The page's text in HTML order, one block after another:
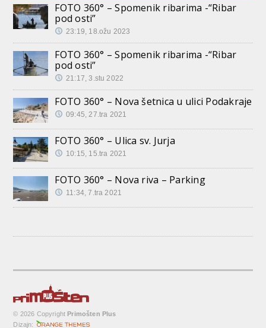
FOTO 360° – Spomenik ribarima -“Ribar
pod osti”
23:19, 18.ožu 2023
FOTO 360° – Spomenik ribarima -“Ribar
pod osti”
21:17, 3.stu 2022
FOTO 360° – Nova šetnica u ulici Podakraje
09:45, 27.tra 2021
FOTO 360° – Ulica sv. Jurja
10:15, 15.tra 2021
FOTO 360° – Nova riva – Parking
11:34, 7.tra 2021
© 2026 Copyright Primošten Plus
Dizajn: